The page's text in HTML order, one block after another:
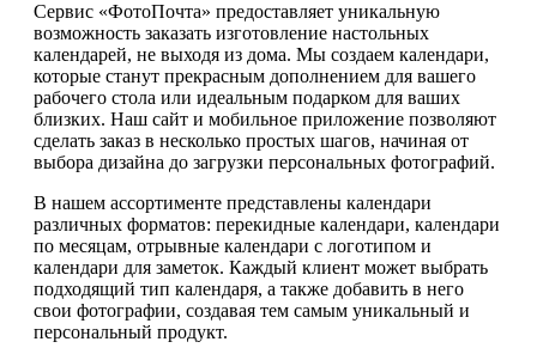
Сервис «ФотоПочта» предоставляет уникальную
возможность заказать изготовление настольных
календарей, не выходя из дома. Мы создаем календари,
которые станут прекрасным дополнением для вашего
рабочего стола или идеальным подарком для ваших
близких. Наш сайт и мобильное приложение позволяют
сделать заказ в несколько простых шагов, начиная от
выбора дизайна до загрузки персональных фотографий.
В нашем ассортименте представлены календари
различных форматов: перекидные календари, календари
по месяцам, отрывные календари с логотипом и
календари для заметок. Каждый клиент может выбрать
подходящий тип календаря, а также добавить в него
свои фотографии, создавая тем самым уникальный и
персональный продукт.